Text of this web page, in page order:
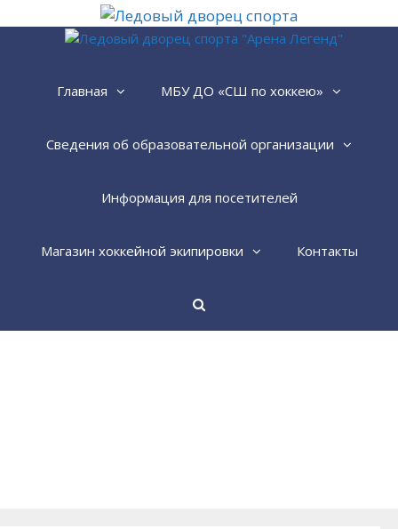
Перейти
Главная МБУ ДО «СШ по хоккею»
Сведения об образовательной организации
Информация для посетителей
Магазин хоккейной экипировки Контакты